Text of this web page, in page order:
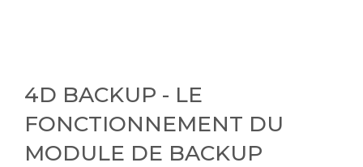
4D BACKUP - LE
FONCTIONNEMENT DU
MODULE DE BACKUP